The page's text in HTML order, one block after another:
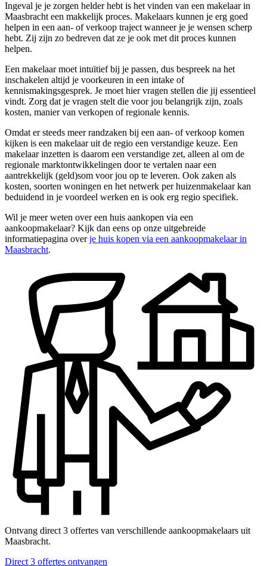
Ingeval je je zorgen helder hebt is het vinden van een makelaar in
Maasbracht een makkelijk proces. Makelaars kunnen je erg goed
helpen in een aan- of verkoop traject wanneer je je wensen scherp
hebt. Zij zijn zo bedreven dat ze je ook met dit proces kunnen
helpen.
Een makelaar moet intuïtief bij je passen, dus bespreek na het
inschakelen altijd je voorkeuren in een intake of
kennismakingsgesprek. Je moet hier vragen stellen die jij essentieel
vindt. Zorg dat je vragen stelt die voor jou belangrijk zijn, zoals
kosten, manier van verkopen of regionale kennis.
Omdat er steeds meer randzaken bij een aan- of verkoop komen
kijken is een makelaar uit de regio een verstandige keuze. Een
makelaar inzetten is daarom een verstandige zet, alleen al om de
regionale marktontwikkelingen door te vertalen naar een
aantrekkelijk (geld)som voor jou op te leveren. Ook zaken als
kosten, soorten woningen en het netwerk per huizenmakelaar kan
beduidend in je voordeel werken en is ook erg regio specifiek.
Wil je meer weten over een huis aankopen via een
aankoopmakelaar? Kijk dan eens op onze uitgebreide
informatiepagina overje huis kopen via een aankoopmakelaar in
Maasbracht.
Ontvang direct 3 offertes van verschillende aankoopmakelaars uit
Maasbracht.
Direct 3 offertes ontvangen